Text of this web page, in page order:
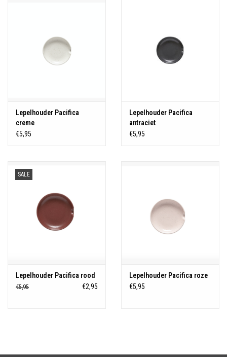
Lepelhouder Pacifica
creme
€5,95
Lepelhouder Pacifica
antraciet
€5,95
SALE
Lepelhouder Pacifica rood
€5,95 €2,95
Lepelhouder Pacifica roze
€5,95